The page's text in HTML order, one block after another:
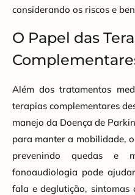
considerando os riscos e
O Papel das
Além dos tratamentos
terapias complementares
manejo da Doença de
para manter a mobilidade,
prevenindo quedas e
fonoaudiologia pode
fala e deglutição, sintomas